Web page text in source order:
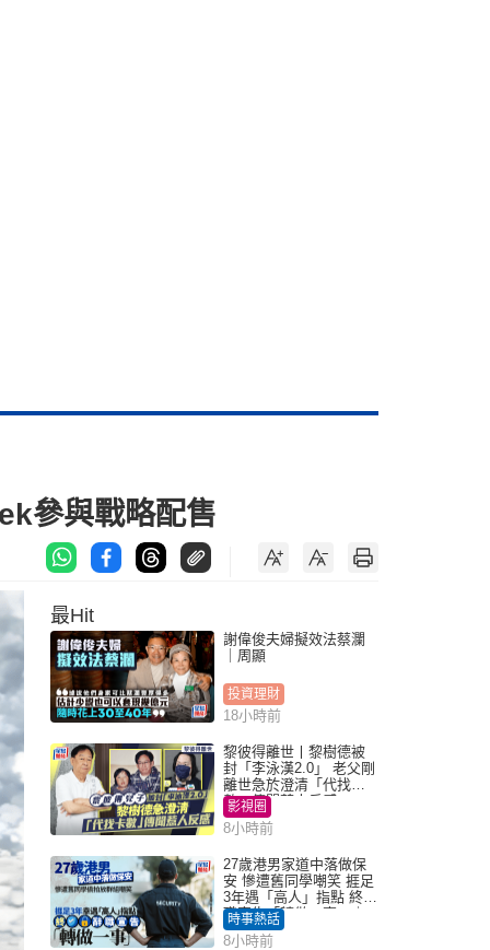
參與戰略配售
最Hit
謝偉俊夫婦擬效法蔡瀾
｜周顯
投資理財
18小時前
黎彼得離世丨黎樹德被
封「李泳漢2.0」 老父剛
離世急於澄清「代找卡
數」傳聞惹人反感
影視圈
8小時前
27歲港男家道中落做保
安 慘遭舊同學嘲笑 捱足
3年遇「高人」指點 終辭
職宣告「轉做一事」｜
Juicy叮
時事熱話
8小時前